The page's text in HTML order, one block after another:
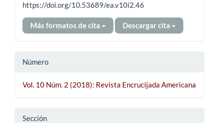
https://doi.org/10.53689/ea.v10i2.46
Más formatos de cita Descargar cita
Número
Vol. 10 Núm. 2 (2018): Revista Encrucijada Americana
Sección